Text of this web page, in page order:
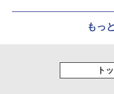
もっ
ト